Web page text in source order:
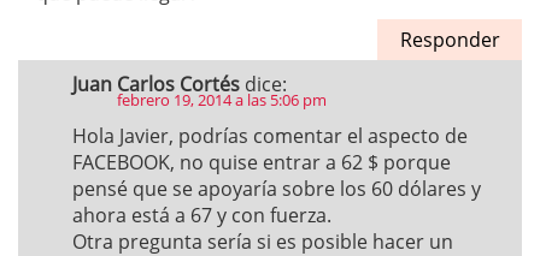
Responder
Juan Carlos Cortés dice:
febrero 19, 2014 a las 5:06 pm
Hola Javier, podrías comentar el aspecto de
FACEBOOK, no quise entrar a 62 $ porque
pensé que se apoyaría sobre los 60 dólares y
ahora está a 67 y con fuerza.
Otra pregunta sería si es posible hacer un